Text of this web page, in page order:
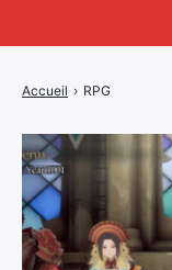
Accueil › RPG